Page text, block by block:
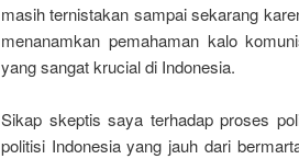
masih ternistakan sampai sekarang
menanamkan pemahaman kalo
yang sangat krucial di Indonesia.
Sikap skeptis saya terhadap proses
politisi Indonesia yang jauh dari